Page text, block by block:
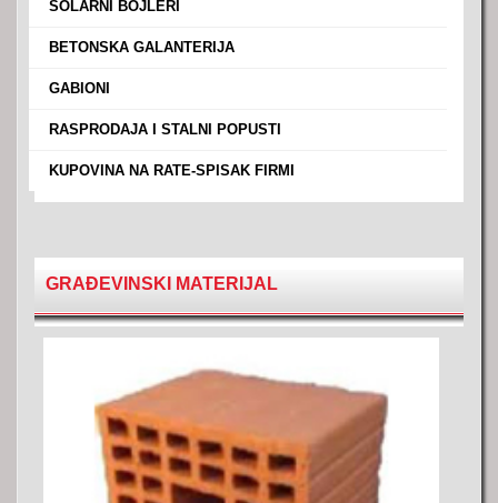
SOLARNI BOJLERI
BETONSKA GALANTERIJA
GABIONI
RASPRODAJA I STALNI POPUSTI
KUPOVINA NA RATE-SPISAK FIRMI
GRAĐEVINSKI MATERIJAL